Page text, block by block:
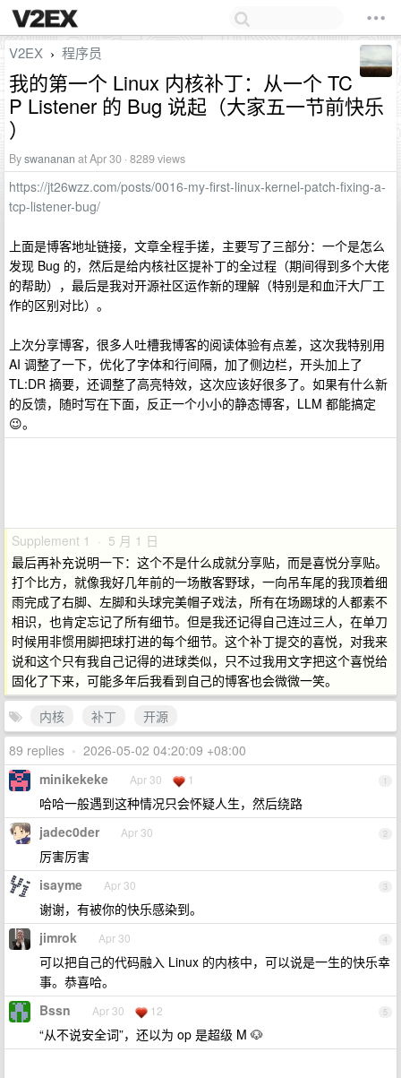
V2EX › 程序员
我的第一个 Linux 内核补丁：从一个 TC
P Listener 的 Bug 说起（大家五一节前快乐
）
Byswananan at Apr 30 · 8289 views
https://jt26wzz.com/posts/0016-my-first-linux-kernel-patch-fixing-a-
tcp-listener-bug/
上面是博客地址链接，文章全程手搓，主要写了三部分：一个是怎么
发现 Bug 的，然后是给内核社区提补丁的全过程（期间得到多个大佬
的帮助），最后是我对开源社区运作新的理解（特别是和血汗大厂工
作的区别对比）。
上次分享博客，很多人吐槽我博客的阅读体验有点差，这次我特别用
AI 调整了一下，优化了字体和行间隔，加了侧边栏，开头加上了
TL:DR 摘要，还调整了高亮特效，这次应该好很多了。如果有什么新
的反馈，随时写在下面，反正一个小小的静态博客，LLM 都能搞定
😉。
Supplement 1 · 5 月 1 日
最后再补充说明一下：这个不是什么成就分享贴，而是喜悦分享贴。
打个比方，就像我好几年前的一场散客野球，一向吊车尾的我顶着细
雨完成了右脚、左脚和头球完美帽子戏法，所有在场踢球的人都素不
相识，也肯定忘记了所有细节。但是我还记得自己连过三人，在单刀
时候用非惯用脚把球打进的每个细节。这个补丁提交的喜悦，对我来
说和这个只有我自己记得的进球类似，只不过我用文字把这个喜悦给
固化了下来，可能多年后我看到自己的博客也会微微一笑。
内核
补丁
开源
89 replies • 2026-05-02 04:20:09 +08:00
1
minikekeke Apr 30 1
哈哈一般遇到这种情况只会怀疑人生，然后绕路
2
jadec0der Apr 30
厉害厉害
3
isayme Apr 30
谢谢，有被你的快乐感染到。
4
jimrok Apr 30
可以把自己的代码融入 Linux 的内核中，可以说是一生的快乐幸
事。恭喜哈。
5
Bssn Apr 30 12
“从不说安全词”，还以为 op 是超级 M 🐶